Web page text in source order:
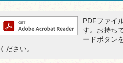
PDFファイ
す。お持ち
ードボタン
ください。